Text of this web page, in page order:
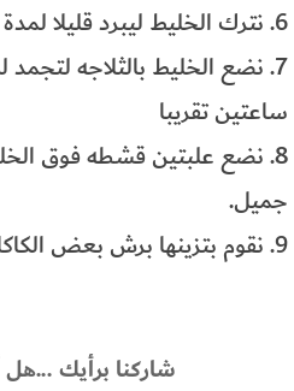
6. نترك الخليط ليبرد قليلا لمدة ثلث ساعه تقريبا.
7. نضع الخليط بالثلاجه
ساعتين تقريبا
8. نضع علبتين قشطه فوق
جميل.
9. نقوم بتزينها برش بعض الكاكا الناشف فوق السطح.
شاركنا برأيك